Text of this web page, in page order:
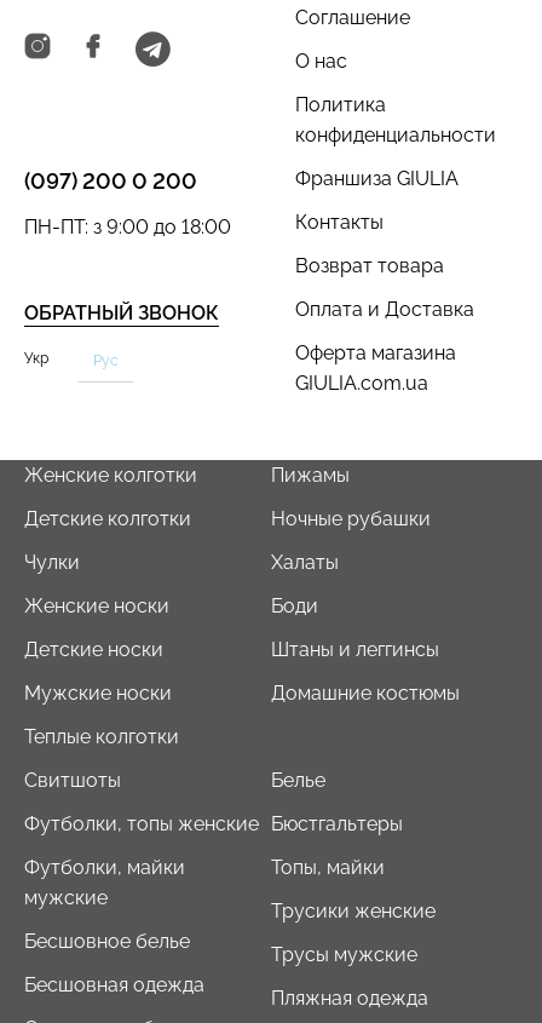
Соглашение
О нас
Политика
конфиденциальности
Франшиза GIULIA
Контакты
Возврат товара
Оплата и Доставка
Оферта магазина
GIULIA.com.ua
(097) 200 0 200
ОБРАТНЫЙ ЗВОНОК
ПН-ПТ: з 9:00 до 18:00
Укр Рус
Женские колготки
Детские колготки
Чулки
Женские носки
Детские носки
Мужские носки
Теплые колготки
Пижамы
Ночные рубашки
Халаты
Боди
Штаны и леггинсы
Домашние костюмы
Свитшоты
Футболки, топы женские
Футболки, майки
мужские
Бесшовное белье
Бесшовная одежда
Белье
Бюстгальтеры
Топы, майки
Трусики женские
Трусы мужские
Пляжная одежда